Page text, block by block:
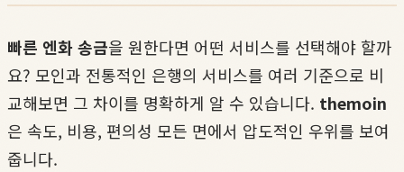
빠른 엔화 송금을 원한다면 어떤 서비스를 선택해야 할까
요? 모인과 전통적인 은행의 서비스를 여러 기준으로 비
교해보면 그 차이를 명확하게 알 수 있습니다. themoin
은 속도, 비용, 편의성 모든 면에서 압도적인 우위를 보여
줍니다.